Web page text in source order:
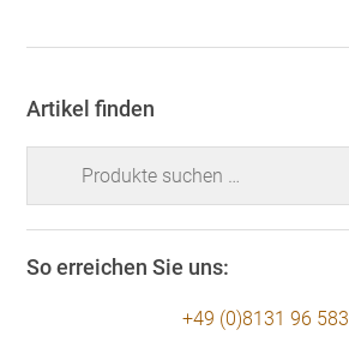
Artikel finden
So erreichen Sie uns:
+49 (0)8131 96 583